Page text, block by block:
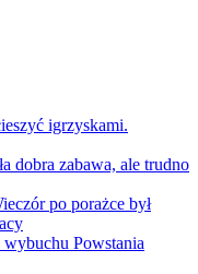
igrzyskami.
dobra zabawa, ale trudno
po porażce był
wybuchu Powstania